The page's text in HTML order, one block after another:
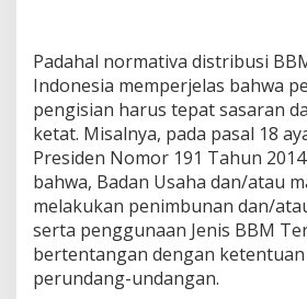
B
B
M
r
e
t
a
l
i
t
m
Padahal normativa distribusi
Indonesia memperjelas bahwa
pengisian harus tepat sasaran
ketat. Misalnya, pada pasal 18
Presiden Nomor 191 Tahun
bahwa, Badan Usaha dan/atau
melakukan penimbunan dan/
serta penggunaan Jenis BBM
bertentangan dengan
perundang-undangan.